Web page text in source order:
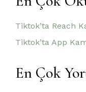
Tiktok’ta Reach
Tiktok’ta App
En Çok